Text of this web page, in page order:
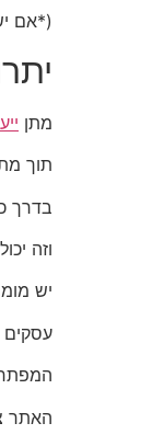
(*אם
מתן
תוך
בדרך
וזה
יש
עסקים
האתר